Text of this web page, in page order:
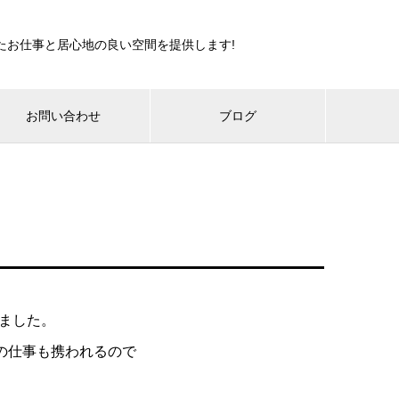
仕事と居心地の良い空間を提供します!
お問い合わせ ブログ
した。
仕事も携われるので